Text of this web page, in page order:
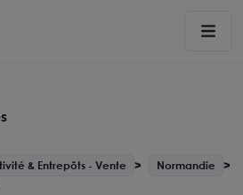
& Entrepôts - Vente Normandie